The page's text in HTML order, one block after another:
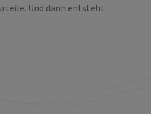
Und dann entsteht